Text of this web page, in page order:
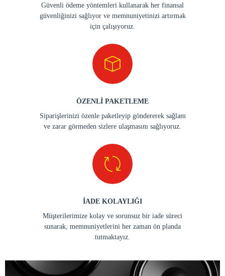
Güvenli ödeme yöntemleri kullanarak her finansal
güvenliğinizi sağlıyor ve memnuniyetinizi artırmak
için çalışıyoruz.
ÖZENLİ PAKETLEME
Siparişlerinizi özenle paketleyip göndererek sağlam
ve zarar görmeden sizlere ulaşmasını sağlıyoruz.
İADE KOLAYLIĞI
Müşterilerimize kolay ve sorunsuz bir iade süreci
sunarak, memnuniyetlerini her zaman ön planda
tutmaktayız.